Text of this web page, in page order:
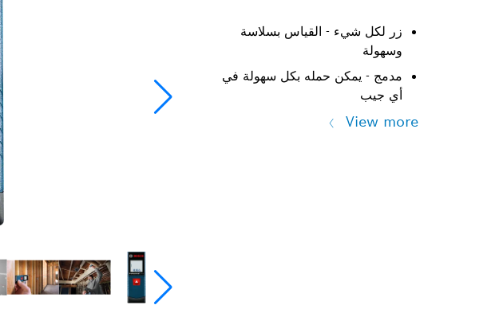
زر لكل شيء - القياس بسلاسة
وسهولة
مدمج - يمكن حمله بكل سهولة في
أي جيب
View more